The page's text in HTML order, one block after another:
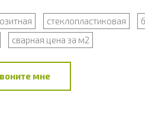
стеклопластиковая
сварная цена за м2
мне